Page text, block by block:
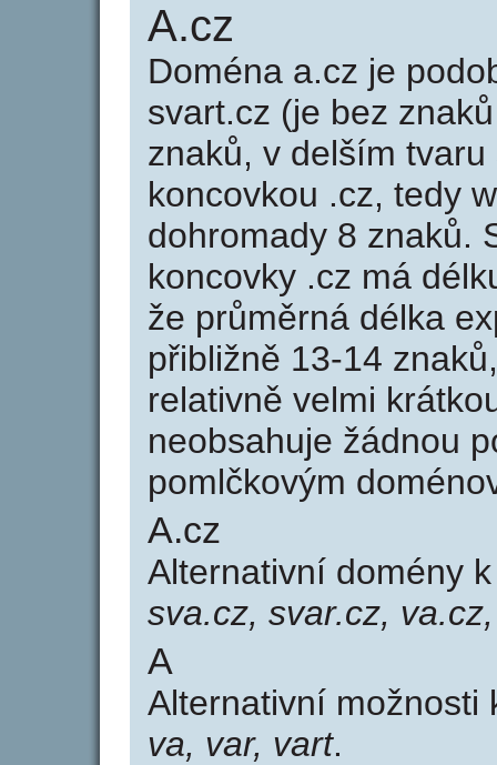
A.cz
Doména a.cz je
svart.cz (je bez
znaků, v delším
koncovkou .cz, tedy
dohromady 8 znaků.
koncovky .cz má
že průměrná délka
přibližně 13-14
relativně velmi
neobsahuje žádnou
pomlčkovým
A.cz
Alternativní domény
sva.cz, svar.cz,
A
Alternativní možnosti
va, var, vart.